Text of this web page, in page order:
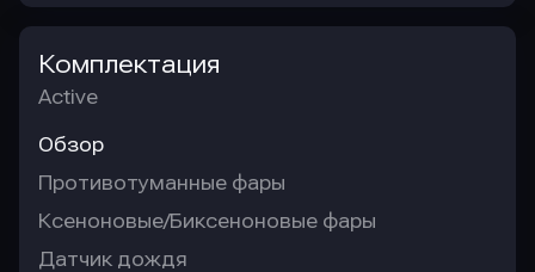
Комплектация
Active
Обзор
Противотуманные фары
Ксеноновые/Биксеноновые фары
Датчик дождя